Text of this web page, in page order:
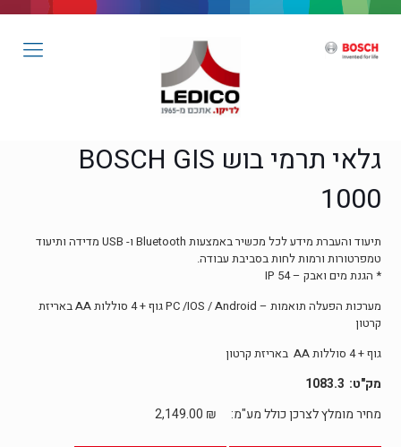
גלאי תרמי בוש BOSCH GIS
1000
תיעוד והעברת מידע לכל מכשיר באמצעות Bluetooth ו- USB מדידה ותיעוד
טמפרטורות ורמות לחות בסביבת עבודה.
* הגנת מים ואבק – IP 54
מערכות הפעלה תואמות – PC /IOS / Android גוף + 4 סוללות AA באריזת
קרטון
גוף + 4 סוללות AA באריזת קרטון
1083.3
מחיר מומלץ לצרכן כולל מע"מ:
2,149.00 ₪